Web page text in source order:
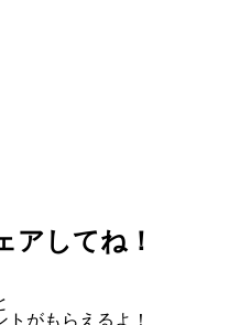
アしてね！
ト がもらえるよ！